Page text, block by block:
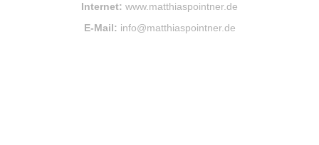
Internet: www.matthiaspointner.de
E-Mail: info@matthiaspointner.de